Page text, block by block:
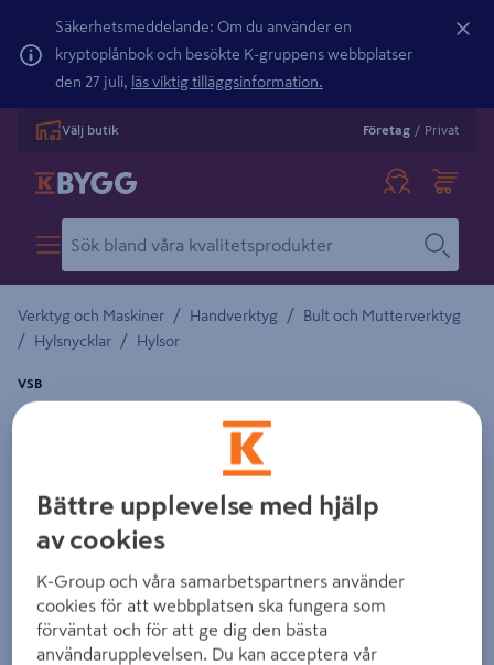
Säkerhetsmeddelande: Om du använder en
kryptoplånbok och besökte K-gruppens webbplatser
den 27 juli, läs viktig tilläggsinformation.
Välj butik Företag / Privat
Verktyg och Maskiner / Handverktyg / Bult och Mutterverktyg
/ Hylsnycklar / Hylsor
MAGNETHYLSA VSB F FARMSKRUV 8MM
VSB
Detaljerad beskrivning finns i produktbeskrivningsområdet
Bättre upplevelse med hjälp
av cookies
K-Group och våra samarbetspartners använder
cookies för att webbplatsen ska fungera som
förväntat och för att ge dig den bästa
användarupplevelsen. Du kan acceptera vår